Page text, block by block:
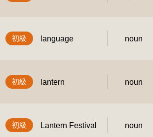
初級 language noun
初級 lantern noun
初級 Lantern Festival noun